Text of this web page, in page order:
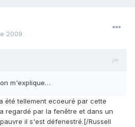
2009
m'explique…
été tellement ecoeuré par cette
regardé par la fenêtre et dans un
il s'est défenestré.[/Russell